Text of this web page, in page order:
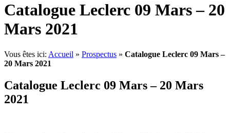
Catalogue Leclerc 09 Mars – 20
Mars 2021
Vous êtes ici: Accueil » Prospectus » Catalogue Leclerc 09 Mars –
20 Mars 2021
Catalogue Leclerc 09 Mars – 20 Mars
2021